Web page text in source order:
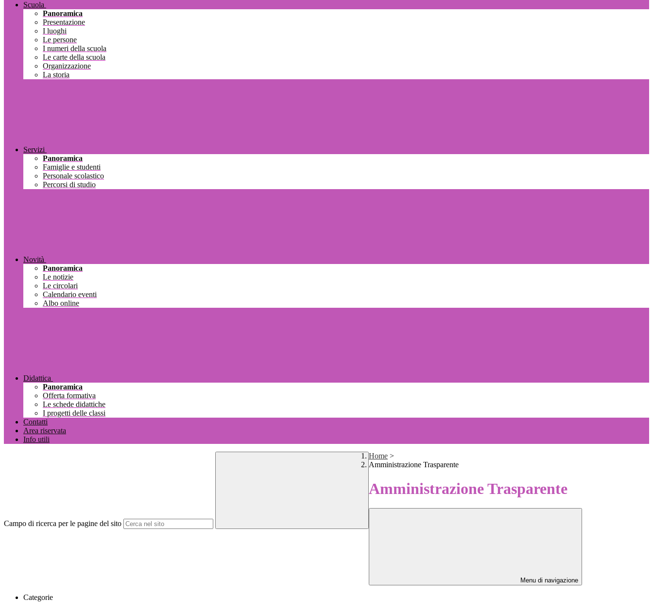
Scuola
Panoramica
Presentazione
I luoghi
Le persone
I numeri della scuola
Le carte della scuola
Organizzazione
La storia
Servizi
Panoramica
Famiglie e studenti
Personale scolastico
Percorsi di studio
Novità
Panoramica
Le notizie
Le circolari
Calendario eventi
Albo online
Didattica
Panoramica
Offerta formativa
Le schede didattiche
I progetti delle classi
Contatti
Area riservata
Info utili
Campo di ricerca per le pagine del sito
Home >
Amministrazione Trasparente
Amministrazione Trasparente
Menu di navigazione
Categorie